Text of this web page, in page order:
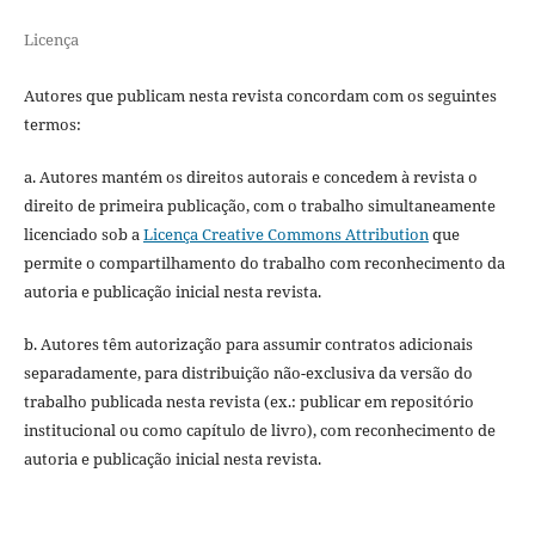
Licença
Autores que publicam nesta revista concordam com os seguintes
termos:
a. Autores mantém os direitos autorais e concedem à revista o
direito de primeira publicação, com o trabalho simultaneamente
licenciado sob aLicença Creative Commons Attributionque
permite o compartilhamento do trabalho com reconhecimento da
autoria e publicação inicial nesta revista.
b. Autores têm autorização para assumir contratos adicionais
separadamente, para distribuição não-exclusiva da versão do
trabalho publicada nesta revista (ex.: publicar em repositório
institucional ou como capítulo de livro), com reconhecimento de
autoria e publicação inicial nesta revista.